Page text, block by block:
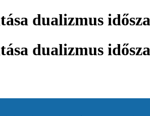
dualizmus
dualizmus